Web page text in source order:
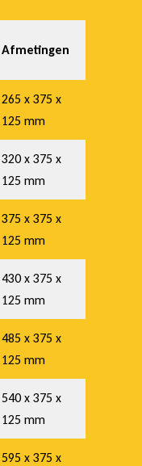
Afmetingen
265 x 375 x
125 mm
320 x 375 x
125 mm
375 x 375 x
125 mm
430 x 375 x
125 mm
485 x 375 x
125 mm
540 x 375 x
125 mm
595 x 375 x